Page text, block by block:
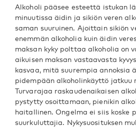
Alkoholi pääsee esteettä istukan
minuutissa äidin ja sikiön veren
saman suuruinen. Ajoittain sikiön
enemmän alkoholia kuin äidin
maksan kyky polttaa alkoholia on
aikuisen maksan vastaavasta
kasvaa, mitä suurempia annoksia
pidempään alkoholinkäyttö jatkuu
Turvarajaa raskaudenaikaisen
pystytty osoittamaan, pienikin
haitallinen. Ongelma ei siis koske
suurkuluttajia. Nykysuosituksen